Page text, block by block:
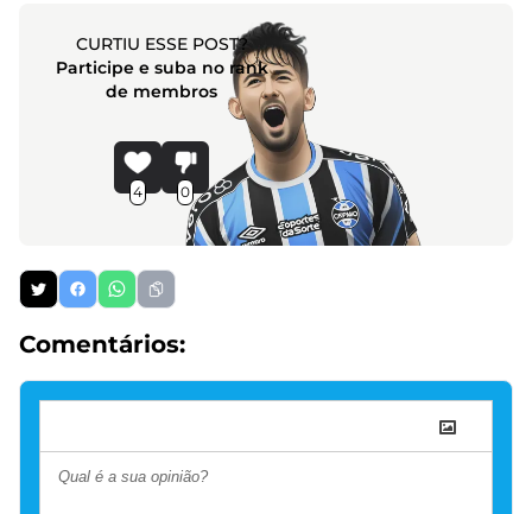
CURTIU ESSE POST?
Participe e suba no rank
de membros
4 0
Comentários: